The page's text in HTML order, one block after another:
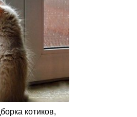
котиков,